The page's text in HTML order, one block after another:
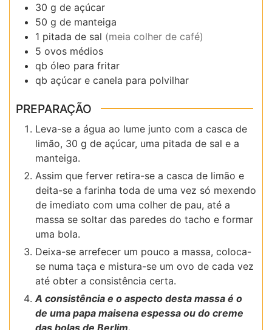
30 g de açúcar
50 g de manteiga
1 pitada de sal (meia colher de café)
5 ovos médios
qb óleo para fritar
qb açúcar e canela para polvilhar
PREPARAÇÃO
Leva-se a água ao lume junto com a casca de
limão, 30 g de açúcar, uma pitada de sal e a
manteiga.
Assim que ferver retira-se a casca de limão e
deita-se a farinha toda de uma vez só mexendo
de imediato com uma colher de pau, até a
massa se soltar das paredes do tacho e formar
uma bola.
Deixa-se arrefecer um pouco a massa, coloca-
se numa taça e mistura-se um ovo de cada vez
até obter a consistência certa.
A consistência e o aspecto desta massa é o
de uma papa maisena espessa ou do creme